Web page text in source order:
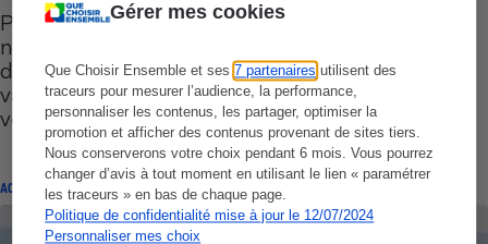
Gérer mes cookies
Que Choisir Ensemble et ses7 partenaires utilisent des
traceurs pour mesurer l’audience, la performance,
personnaliser les contenus, les partager, optimiser la
promotion et afficher des contenus provenant de sites tiers.
Nous conserverons votre choix pendant 6 mois. Vous pourrez
changer d’avis à tout moment en utilisant le lien « paramétrer
les traceurs » en bas de chaque page.
Politique de confidentialité mise à jour le 12/07/2024
Personnaliser mes choix
Première victoire majeure ! - Grâce à l’action de
nos ONG un premier Tribunal administratif (celui
d’Orléans) annule les arrêtés préfectoraux
validant les chartes pesticides dites de bon
voisinage de 5 départements !
ACTION QUE CHOISIR ENSEMBLE